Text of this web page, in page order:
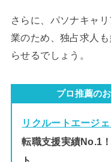
さらに、パソナキャ
業のため、独占求人
らせるでしょう。
プロ推薦の
リクルートエージェ
転職支援実績No.1